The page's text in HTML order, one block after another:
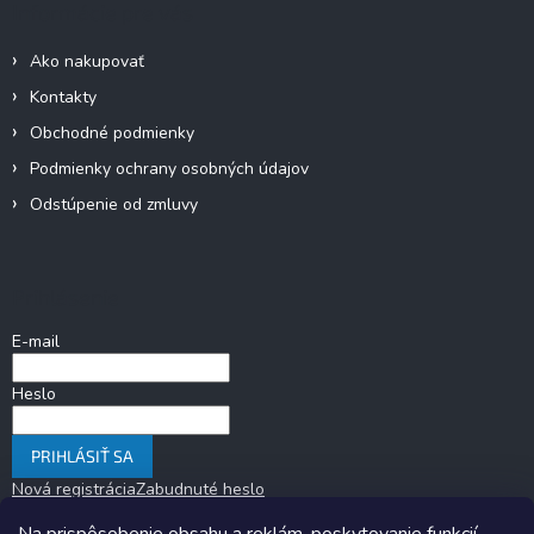
Ako nakupovať
Kontakty
Obchodné podmienky
Podmienky ochrany osobných údajov
Odstúpenie od zmluvy
E-mail
Heslo
PRIHLÁSIŤ SA
Nová registráciaZabudnuté heslo